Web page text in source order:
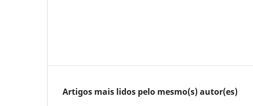
Artigos mais lidos pelo mesmo(s) autor(es)